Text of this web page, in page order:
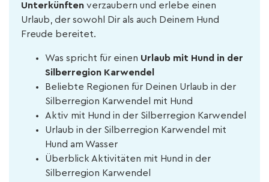
Unterkünften verzaubern und erlebe einen
Urlaub, der sowohl Dir als auch Deinem Hund
Freude bereitet.
Was spricht für einen Urlaub mit Hund in der
Silberregion Karwendel
Beliebte Regionen für Deinen Urlaub in der
Silberregion Karwendel mit Hund
Aktiv mit Hund in der Silberregion Karwendel
Urlaub in der Silberregion Karwendel mit
Hund am Wasser
Überblick Aktivitäten mit Hund in der
Silberregion Karwendel